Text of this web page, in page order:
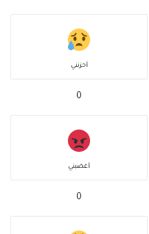
أحزنني
0
أغضبني
0